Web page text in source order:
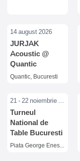
14 august 2026
JURJAK
Acoustic @
Quantic
Quantic, Bucuresti
Turneul
National de
Table Bucuresti
Piata George Enescu, Bucuresti